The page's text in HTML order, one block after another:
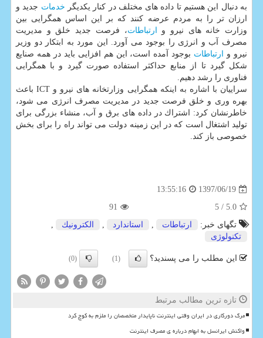
به دنبال این هستیم تا داده های مختلف در كنار یكدیگر خدمات جدید و
ارزان تر را به مردم عرضه كنند كه بر این اساس همگرایی بین
وزارت خانه های نیرو و ارتباطات، فرصت جدید خلق و مدیریت
مصرف آب و انرژی را بوجود می آورد. این مورد به ابتكار دو وزیر
نیرو و ارتباطات بوجود آمده است، این هم افزایی باید در همه صنایع
شكل گیرد تا از منابع حداكثر استفاده صورت گیرد و با همگرایی
فناوری را رشد دهیم.
سراییان با اشاره به اینكه همگرایی وزارتخانه های نیرو و ICT باعث
بهره وری و خلق فرصت جدید در مدیریت مصرف انرژی می شود،
خاطرنشان كرد: اشتراك در داده های برق و آب، منشاء بزرگی برای
تولید اشتغال است كه در این زمینه دولت می تواند راه را برای بخش
خصوصی باز كند.
1397/06/19
13:55:16
5.0
/ 5
91
تگهای خبر:
ارتباطات , استاندارد , الكترونیك
,
تكنولوژی
این مطلب را می پسندید؟ (1)
(0)
تازه ترین مطالب مرتبط
مرگ دورکاری در ایران وقتی اینترنت ناپایدار متخصصان را ملزم به کوچ کرد
واکنش ایرانسل به ابهام درباره ی مصرف اینترنت